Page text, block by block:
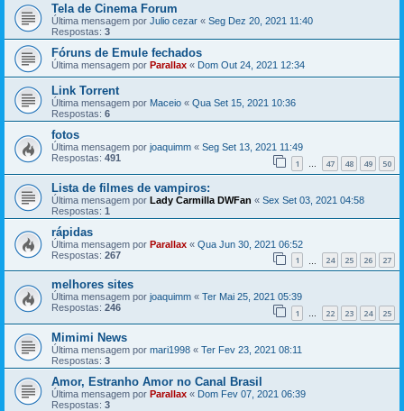
Tela de Cinema Forum
Última mensagem por Julio cezar « Seg Dez 20, 2021 11:40
Respostas: 3
Fóruns de Emule fechados
Última mensagem por Parallax « Dom Out 24, 2021 12:34
Link Torrent
Última mensagem por Maceio « Qua Set 15, 2021 10:36
Respostas: 6
fotos
Última mensagem por joaquimm « Seg Set 13, 2021 11:49
Respostas: 491 1 … 47 48 49 50
Lista de filmes de vampiros:
Última mensagem por Lady Carmilla DWFan « Sex Set 03, 2021 04:58
Respostas: 1
rápidas
Última mensagem por Parallax « Qua Jun 30, 2021 06:52
Respostas: 267 1 24 25 26 27
melhores sites
Última mensagem por joaquimm « Ter Mai 25, 2021 05:39
Respostas: 246 1 … 22 23 24 25
Mimimi News
Última mensagem por mari1998 « Ter Fev 23, 2021 08:11
Respostas: 3
Amor, Estranho Amor no Canal Brasil
Última mensagem por Parallax « Dom Fev 07, 2021 06:39
Respostas: 3